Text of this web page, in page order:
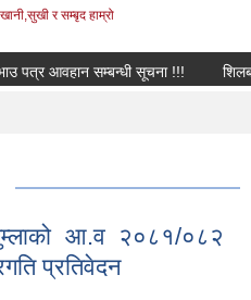
र सम्बृद हाम्रो
पत्र आवहान सम्बन्धी सूचना !!!
जुम्लाको आ.व २०८१/०८२
प्रतिवेदन